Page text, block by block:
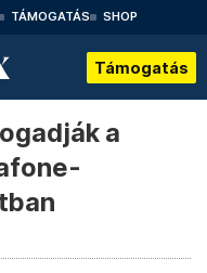
TÁMOGATÁS SHOP
Támogatás
a